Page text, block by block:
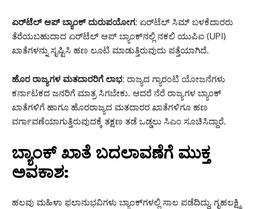
ಏರ್‌ಟೆಲ್ ಆಪ್ ಬ್ಯಾಂಕ್ ದುರುಪಯೋಗ: ಏರ್‌ಟೆಲ್ ಸಿಮ್ ಬಳಕೆದಾರರು
ತೆರೆಯಬಹುದಾದ ಏರ್‌ಟೆಲ್ ಆಪ್ ಬ್ಯಾಂಕ್‌ನಲ್ಲಿ ನಕಲಿ ಯುಪಿಐ (UPI)
ಖಾತೆಗಳನ್ನು ಸೃಷ್ಟಿಸಿ ಹಣ ಲೂಟಿ ಮಾಡುತ್ತಿರುವುದು ಪತ್ತೆಯಾಗಿದೆ.
ಹೊರ ರಾಜ್ಯಗಳ ಮತದಾರರಿಗೆ ಲಾಭ: ರಾಜ್ಯದ ಗ್ಯಾರಂಟಿ ಯೋಜನೆಗಳು
ಕರ್ನಾಟಕದ ಜನರಿಗೆ ಮಾತ್ರ ಸಿಗಬೇಕು. ಆದರೆ ನೆರೆ ರಾಜ್ಯಗಳ ಬ್ಯಾಂಕ್
ಖಾತೆಗಳಿಗೆ ಹಾಗೂ ಹೊರರಾಜ್ಯದ ಮತದಾರರ ಖಾತೆಗಳಿಗೂ ಹಣ
ವರ್ಗಾವಣೆಯಾಗುತ್ತಿರುವುದಕ್ಕೆ ತಕ್ಷಣ ತಡೆ ಒಡ್ಡಲು ಸಿಎಂ ಸೂಚಿಸಿದ್ದಾರೆ.
ಬ್ಯಾಂಕ್ ಖಾತೆ ಬದಲಾವಣೆಗೆ ಮುಕ್ತ
ಅವಕಾಶ:
ಹಲವು ಮಹಿಳಾ ಫಲಾನುಭವಿಗಳು ಬ್ಯಾಂಕ್‌ಗಳಲ್ಲಿ ಸಾಲ ಪಡೆದಿದ್ದು, ಗೃಹಲಕ್ಷ್ಮಿ